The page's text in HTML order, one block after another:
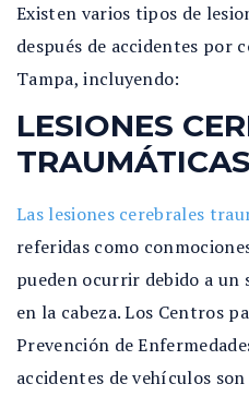
Existen varios tipos de
después de accidentes por
Tampa, incluyendo:
LESIONES
Las lesiones cerebrales
referidas como
pueden ocurrir debido a
en la cabeza. Los Centros
Prevención de
accidentes de vehículos